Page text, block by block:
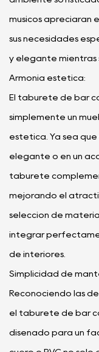
músicos apreciarán
sus necesidades
y elegante mientras
Armonía estética:
El taburete de bar
simplemente un
estética. Ya sea
elegante o en un
taburete
mejorando el
selección de
integrar
de interiores.
Simplicidad de
Reconociendo las
el taburete de bar
diseñado para un